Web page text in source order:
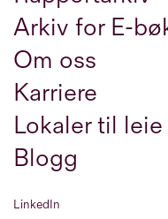
Arkiv for E-
Om oss
Karriere
Lokaler til leie
Blogg
LinkedIn